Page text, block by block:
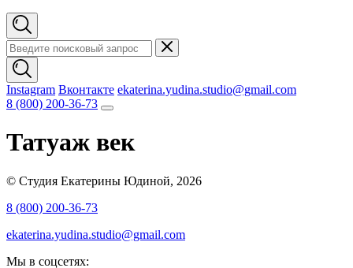
Instagram Вконтакте ekaterina.yudina.studio@gmail.com
8 (800) 200-36-73
Татуаж век
© Студия Екатерины Юдиной, 2026
8 (800) 200-36-73
ekaterina.yudina.studio@gmail.com
Мы в соцсетях: